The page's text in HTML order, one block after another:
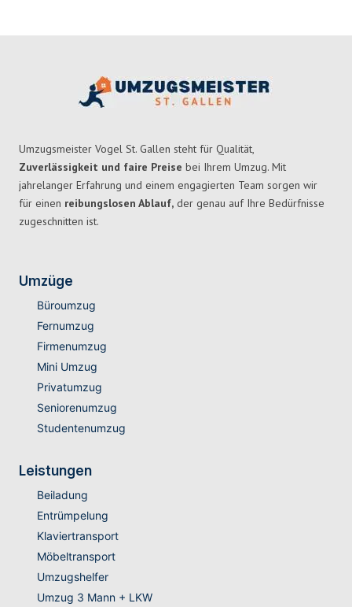
Umzugsmeister Vogel St. Gallen steht für Qualität,
Zuverlässigkeit und faire Preise bei Ihrem Umzug. Mit
jahrelanger Erfahrung und einem engagierten Team sorgen wir
für einen reibungslosen Ablauf, der genau auf Ihre Bedürfnisse
zugeschnitten ist.
Umzüge
Büroumzug
Fernumzug
Firmenumzug
Mini Umzug
Privatumzug
Seniorenumzug
Studentenumzug
Leistungen
Beiladung
Entrümpelung
Klaviertransport
Möbeltransport
Umzugshelfer
Umzug 3 Mann + LKW